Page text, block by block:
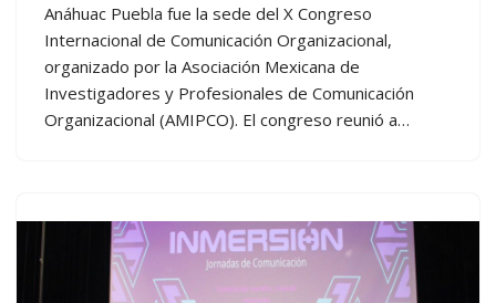
Anáhuac Puebla fue la sede del X Congreso
Internacional de Comunicación Organizacional,
organizado por la Asociación Mexicana de
Investigadores y Profesionales de Comunicación
Organizacional (AMIPCO). El congreso reunió a…